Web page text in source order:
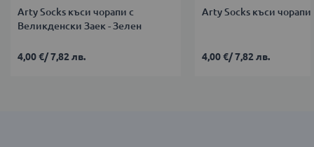
Arty Socks къси чорапи с
Великденски Заек - Зелен
4,00 €/7,82 лв.
Arty Socks къси чорапи
4,00 €/7,82 лв.